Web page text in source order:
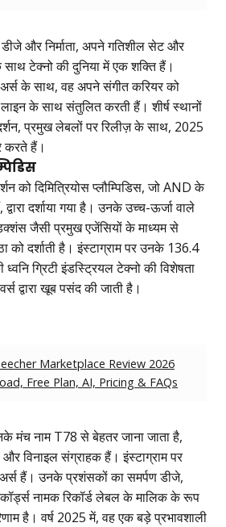
डीजे और निर्माता, अपने गतिशील सेट और
टेक्नो की दुनिया में एक शक्ति हैं।
के साथ, वह अपने संगीत करियर को
के साथ संतुलित करती हैं। शीर्ष स्थानों
प्रमुख लेबलों पर रिलीज़ के साथ, 2025
करते हैं।
को दिमित्रियोस प्लौम्पिडिस, जो AND के
दर्शाया गया है। उनके उच्च-ऊर्जा वाले
जैसी प्रमुख एजेंसियों के माध्यम से
को दर्शाती है। इंस्टाग्राम पर उनके 136.4
ग्रिटी इंडस्ट्रियल टेक्नो की विशेषता
द्वारा खूब पसंद की जाती है।
Marketplace Review 2026
Free Plan, AI, Pricing & FAQs
मंच नाम T78 से बेहतर जाना जाता है,
और विनाइल संग्राहक हैं। इंस्टाग्राम पर
हैं। उनके प्रशंसकों का समर्पण डीजे,
नामक रिकॉर्ड लेबल के मालिक के रूप
है। वर्ष 2025 में, वह एक बड़े प्रभावशाली